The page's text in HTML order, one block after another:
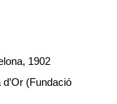
1902
(Fundació